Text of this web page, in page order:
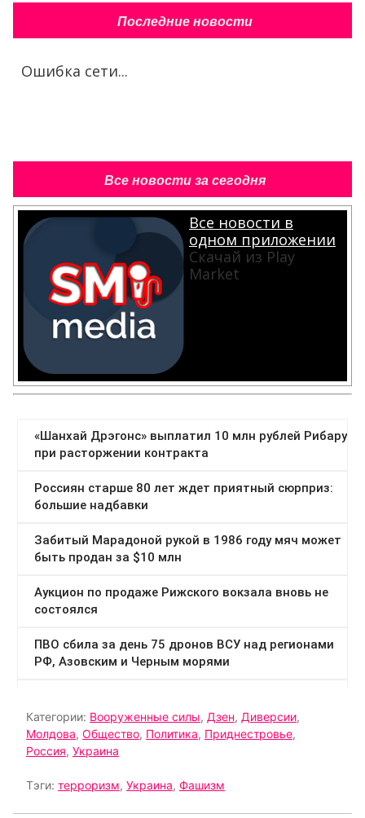
Последние новости
Ошибка сети...
Все новости за сегодня
Все новости в
одном приложении
Скачай из Play
Market
Категории: Вооруженные силы, Дзен, Диверсии,
Молдова, Общество, Политика, Приднестровье,
Россия, Украина
Тэги: терроризм, Украина, Фашизм